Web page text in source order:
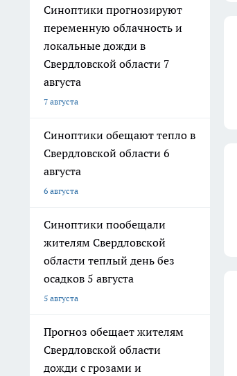
Синоптики прогнозируют
переменную облачность и
локальные дожди в
Свердловской области 7
августа
7 августа
Синоптики обещают тепло в
Свердловской области 6
августа
6 августа
Синоптики пообещали
жителям Свердловской
области теплый день без
осадков 5 августа
5 августа
Прогноз обещает жителям
Свердловской области
дожди с грозами и